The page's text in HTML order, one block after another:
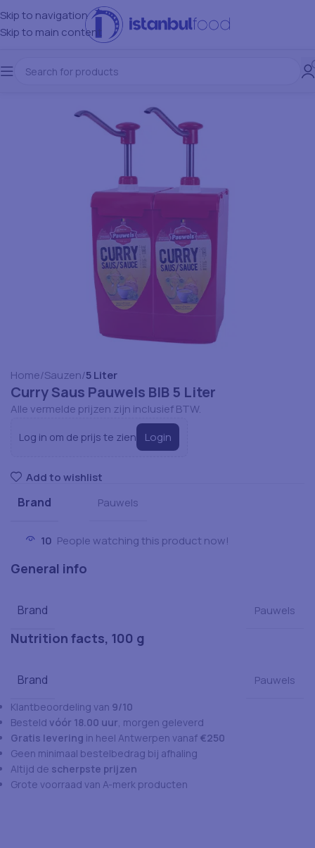
Skip to navigation
Skip to main content
Home Sauzen 5 Liter
Curry Saus Pauwels BIB 5 Liter
Alle vermelde prijzen zijn inclusief BTW.
Log in om de prijs te zien Login
Add to wishlist
Brand Pauwels
10 People watching this product now!
General info
Brand Pauwels
Nutrition facts, 100 g
Brand Pauwels
Klantbeoordeling van 9/10
Besteld vóór 18.00 uur, morgen geleverd
Gratis levering in heel Antwerpen vanaf €250
Geen minimaal bestelbedrag bij afhaling
Altijd de scherpste prijzen
Grote voorraad van A-merk producten